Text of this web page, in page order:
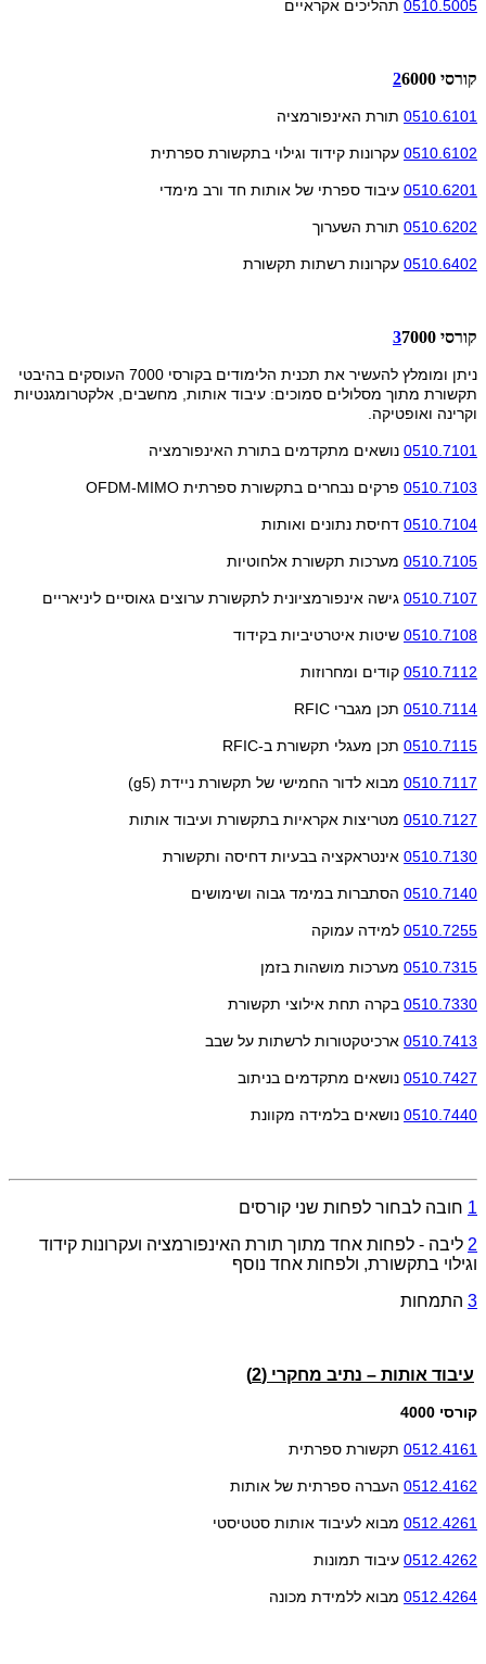
0510.5005 תהליכים אקראיים
קורסי 26000
0510.6101 תורת האינפורמציה
0510.6102 עקרונות קידוד וגילוי בתקשורת ספרתית
0510.6201 עיבוד ספרתי של אותות חד ורב מימדי
0510.6202 תורת השערוך
0510.6402 עקרונות רשתות תקשורת
קורסי 37000
ניתן ומומלץ להעשיר את תכנית הלימודים בקורסי 7000 העוסקים בהיבטי
תקשורת מתוך מסלולים סמוכים: עיבוד אותות, מחשבים, אלקטרומגנטיות
וקרינה ואופטיקה.
0510.7101 נושאים מתקדמים בתורת האינפורמציה
0510.7103 פרקים נבחרים בתקשורת ספרתית OFDM-MIMO
0510.7104 דחיסת נתונים ואותות
0510.7105 מערכות תקשורת אלחוטיות
0510.7107 גישה אינפורמציונית לתקשורת ערוצים גאוסיים ליניאריים
0510.7108 שיטות איטרטיביות בקידוד
0510.7112 קודים ומחרוזות
0510.7114 תכן מגברי RFIC
0510.7115 תכן מעגלי תקשורת ב-RFIC
0510.7117 מבוא לדור החמישי של תקשורת ניידת (g5
)
0510.7127 מטריצות אקראיות בתקשורת ועיבוד אותות
0510.7130 אינטראקציה בבעיות דחיסה ותקשורת
0510.7140 הסתברות במימד גבוה ושימושים
0510.7255 למידה עמוקה
0510.7315 מערכות מושהות בזמן
0510.7330 בקרה תחת אילוצי תקשורת
0510.7413 ארכיטקטורות לרשתות על שבב
0510.7427 נושאים מתקדמים בניתוב
0510.7440 נושאים בלמידה מקוונת
1 חובה לבחור לפחות שני קורסים
2 ליבה - לפחות אחד מתוך תורת האינפורמציה ועקרונות קידוד
וגילוי בתקשורת, ולפחות אחד נוסף
3 התמחות
עיבוד אותות – נתיב מחקרי (2)
קורסי 4000
0512.4161 תקשורת ספרתית
0512.4162 העברה ספרתית של אותות
0512.4261 מבוא לעיבוד אותות סטטיסטי
0512.4262 עיבוד תמונות
0512.4264 מבוא ללמידת מכונה